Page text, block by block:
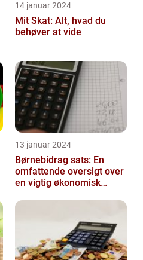
14 januar 2024
Mit Skat: Alt, hvad du
behøver at vide
13 januar 2024
Børnebidrag sats: En
omfattende oversigt over
en vigtig økonomisk